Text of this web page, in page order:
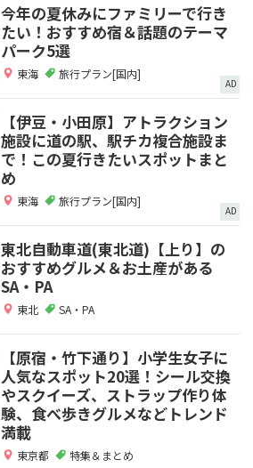
今年の夏休みにファミリーで行き
たい！おすすめ宿＆話題のテーマ
パーク5選
東海 旅行プラン[国内]
AD
【伊豆・小田原】アトラクション
施設に道の駅、駅チカ複合施設ま
で！この夏行きたいスポットまと
め
東海 旅行プラン[国内]
AD
東北自動車道(東北道)【上り】の
おすすめグルメ＆お土産がある
SA・PA
東北 SA・PA
【原宿・竹下通り】小学生女子に
人気なスポット20選！シール交換
やスクイーズ、ストラップ作り体
験、食べ歩きグルメなどトレンド
満載
東京都 特集＆まとめ